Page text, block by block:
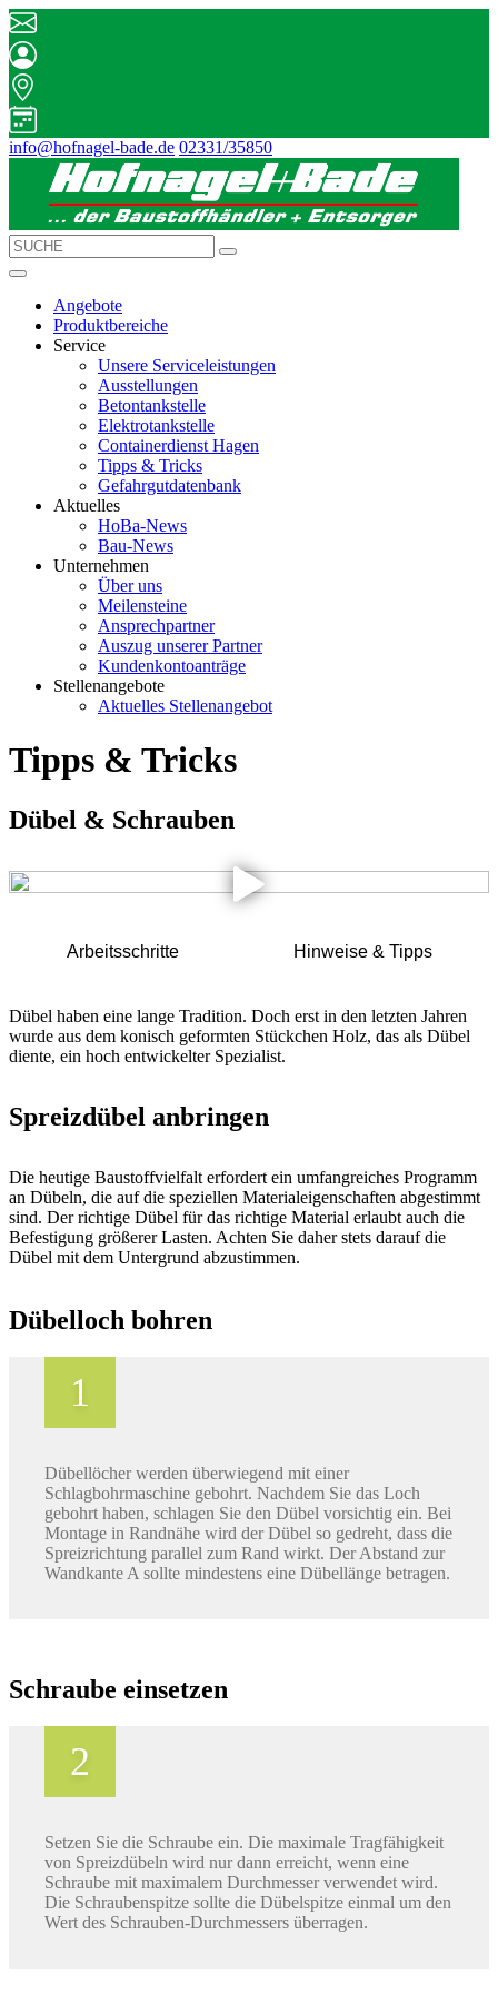
info@hofnagel-bade.de 02331/35850
Angebote
Produktbereiche
Service
Unsere Serviceleistungen
Ausstellungen
Betontankstelle
Elektrotankstelle
Containerdienst Hagen
Tipps & Tricks
Gefahrgutdatenbank
Aktuelles
HoBa-News
Bau-News
Unternehmen
Über uns
Meilensteine
Ansprechpartner
Auszug unserer Partner
Kundenkontoanträge
Stellenangebote
Aktuelles Stellenangebot
Tipps & Tricks
Dübel & Schrauben
Arbeitsschritte Hinweise & Tipps
Dübel haben eine lange Tradition. Doch erst in den letzten Jahren
wurde aus dem konisch geformten Stückchen Holz, das als Dübel
diente, ein hoch entwickelter Spezialist.
Spreizdübel anbringen
Die heutige Baustoffvielfalt erfordert ein umfangreiches Pro­gramm
an Dübeln, die auf die speziellen Materialeigenschaften abgestimmt
sind. Der richtige Dübel für das richtige Material erlaubt auch die
Befe­sti­gung grö­ße­rer Lasten. Achten Sie daher stets darauf die
Dübel mit dem Untergrund abzustimmen.
Dübelloch bohren
Dübellöcher werden überwiegend mit einer
Schlagbohrmaschine gebohrt. Nachdem Sie das Loch
gebohrt haben, schlagen Sie den Dübel vorsichtig ein. Bei
Montage in Randnähe wird der Dübel so gedreht, dass die
Spreizrichtung parallel zum Rand wirkt. Der Abstand zur
Wandkante A sollte mindestens eine Dübellänge betragen.
Schraube einsetzen
Setzen Sie die Schraube ein. Die maximale Tragfähigkeit
von Spreizdübeln wird nur dann erreicht, wenn eine
Schraube mit maximalem Durchmesser verwendet wird.
Die Schraubenspitze sollte die Dübelspitze einmal um den
Wert des Schrauben-Durchmessers überragen.